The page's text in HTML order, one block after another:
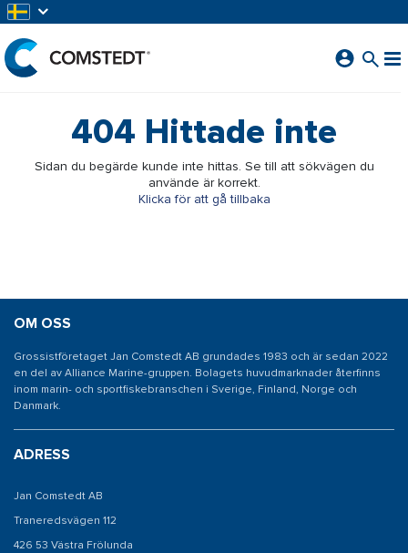
404 Hittade inte
Sidan du begärde kunde inte hittas. Se till att sökvägen du
använde är korrekt.
Klicka för att gå tillbaka
OM OSS
Grossistföretaget Jan Comstedt AB grundades 1983 och är sedan 2022
en del av Alliance Marine-gruppen. Bolagets huvudmarknader återfinns
inom marin- och sportfiskebranschen i Sverige, Finland, Norge och
Danmark.
ADRESS
Jan Comstedt AB
Traneredsvägen 112
426 53 Västra Frölunda